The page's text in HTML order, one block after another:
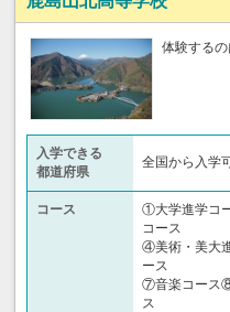
体験する
入学できる
都道府県
全国から入学
コース
①大学進学コ
コース
④美術・美大
ース
⑦音楽コース
ス